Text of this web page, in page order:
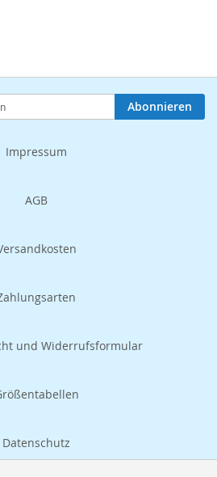
Abonnieren
Impressum
AGB
und Widerrufsformular
Datenschutz